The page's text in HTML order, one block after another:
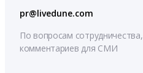
pr@livedune.com
По вопросам сотрудничества,
комментариев для СМИ